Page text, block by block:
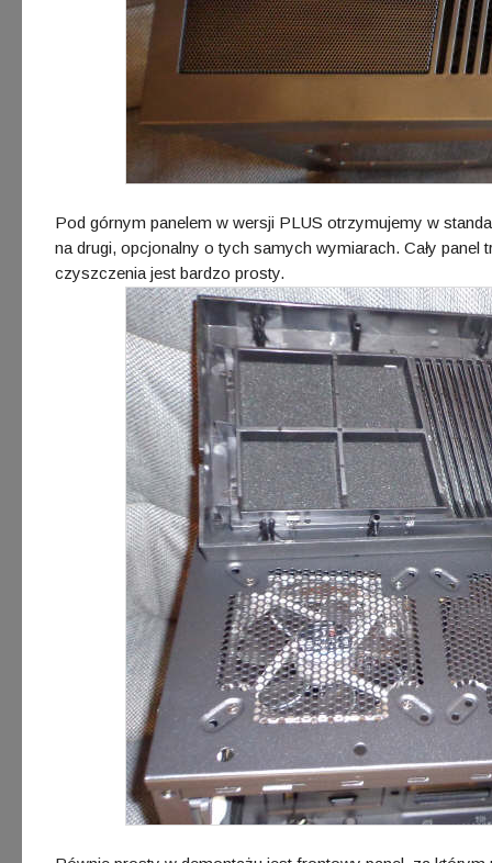
Pod górnym panelem w wersji PLUS otrzymujemy w
na drugi, opcjonalny o tych samych wymiarach. Cały
czyszczenia jest bardzo prosty.